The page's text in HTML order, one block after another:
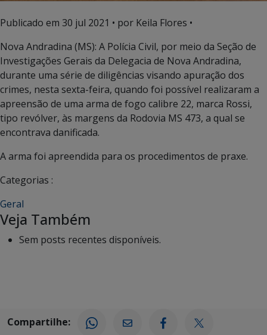
Publicado em 30 jul 2021 • por Keila Flores •
Nova Andradina (MS): A Polícia Civil, por meio da Seção de
Investigações Gerais da Delegacia de Nova Andradina,
durante uma série de diligências visando apuração dos
crimes, nesta sexta-feira, quando foi possível realizaram a
apreensão de uma arma de fogo calibre 22, marca Rossi,
tipo revólver, às margens da Rodovia MS 473, a qual se
encontrava danificada.
A arma foi apreendida para os procedimentos de praxe.
Categorias :
Geral
Veja Também
Sem posts recentes disponíveis.
Compartilhe: